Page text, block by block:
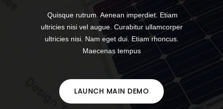
Quisque rutrum. Aenean imperdiet. Etiam
ultricies nisi vel augue. Curabitur ullamcorper
ultricies nisi. Nam eget dui. Etiam rhoncus.
Maecenas tempus
LAUNCH MAIN DEMO